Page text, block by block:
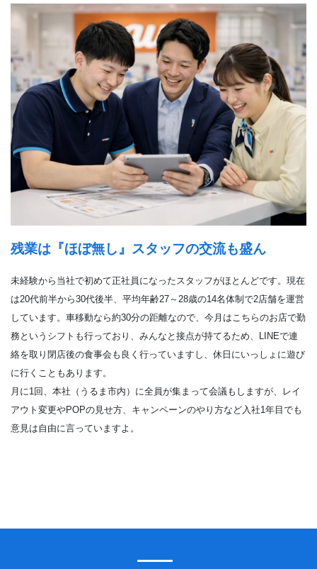
残業は『ほぼ無し』スタッフの交流も盛ん
未経験から当社で初めて正社員になったスタッフがほとんどです。現在
は20代前半から30代後半、平均年齢27～28歳の14名体制で2店舗を運営
しています。車移動なら約30分の距離なので、今月はこちらのお店で勤
務というシフトも行っており、みんなと接点が持てるため、LINEで連
絡を取り閉店後の食事会も良く行っていますし、休日にいっしょに遊び
に行くこともあります。
月に1回、本社（うるま市内）に全員が集まって会議もしますが、レイ
アウト変更やPOPの見せ方、キャンペーンのやり方など入社1年目でも
意見は自由に言っていますよ。